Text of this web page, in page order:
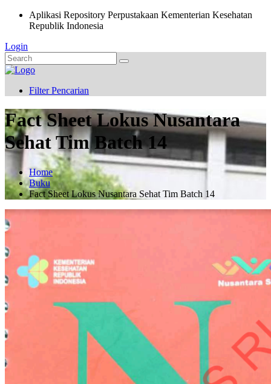
Aplikasi Repository Perpustakaan Kementerian Kesehatan
Republik Indonesia
Login
Filter Pencarian
Fact Sheet Lokus Nusantara
Sehat Tim Batch 14
Home
Buku
Fact Sheet Lokus Nusantara Sehat Tim Batch 14